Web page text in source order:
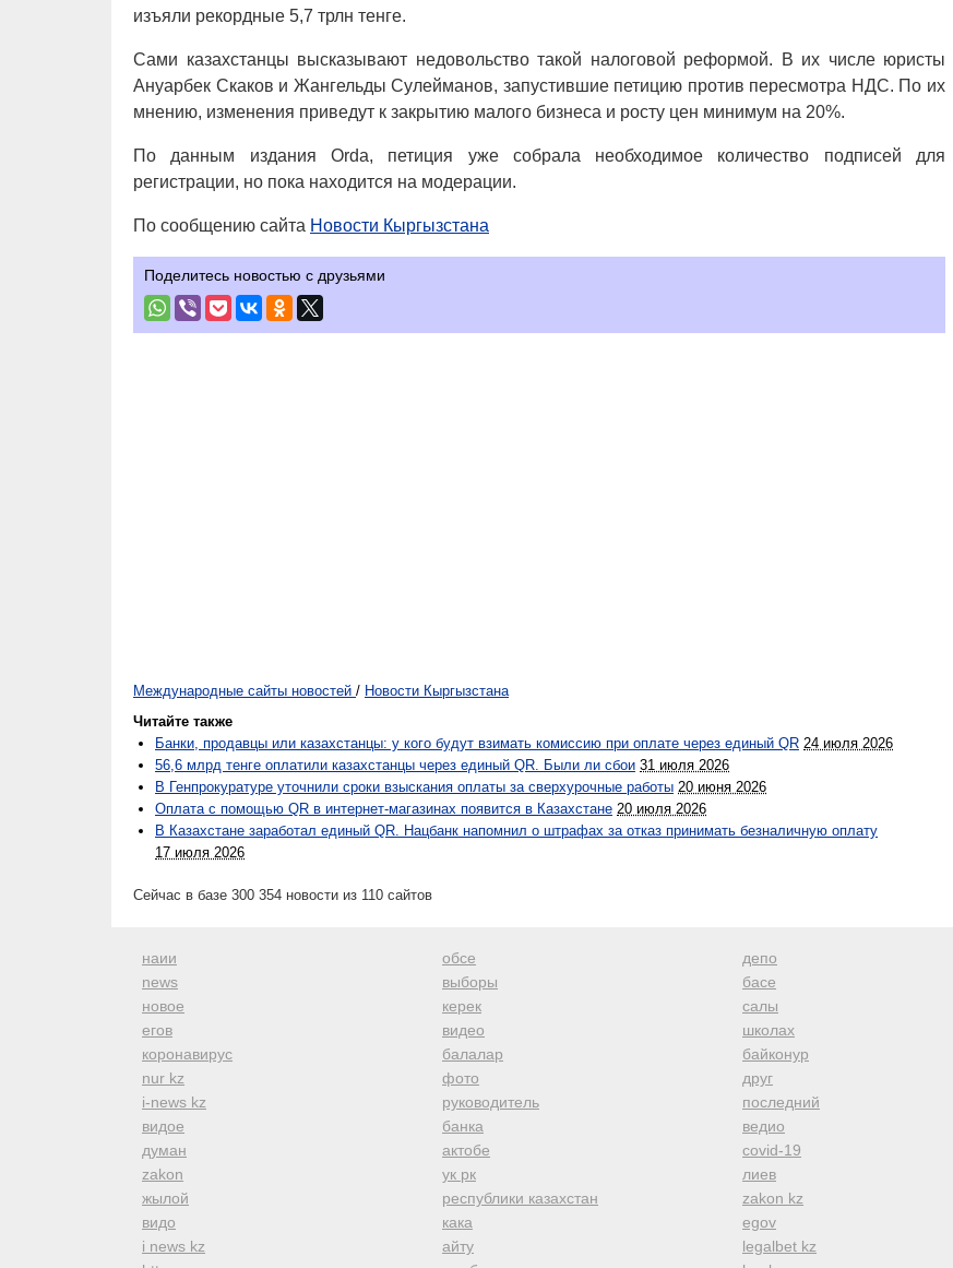
изъяли рекордные 5,7 трлн тенге.
Сами казахстанцы высказывают недовольство такой налоговой реформой. В их числе юристы
Ануарбек Скаков и Жангельды Сулейманов, запустившие петицию против пересмотра НДС. По их
мнению, изменения приведут к закрытию малого бизнеса и росту цен минимум на 20%.
По данным издания Orda, петиция уже собрала необходимое количество подписей для
регистрации, но пока находится на модерации.
По сообщению сайта Новости Кыргызстана
Поделитесь новостью с друзьями
Международные сайты новостей / Новости Кыргызстана
Читайте также
Банки, продавцы или казахстанцы: у кого будут взимать комиссию при оплате через единый QR 24 июля 2026
56,6 млрд тенге оплатили казахстанцы через единый QR. Были ли сбои 31 июля 2026
В Генпрокуратуре уточнили сроки взыскания оплаты за сверхурочные работы 20 июня 2026
Оплата с помощью QR в интернет-магазинах появится в Казахстане 20 июля 2026
В Казахстане заработал единый QR. Нацбанк напомнил о штрафах за отказ принимать безналичную оплату
17 июля 2026
Сейчас в базе 300 354 новости из 110 сайтов
наии
news
новое
егов
коронавирус
nur kz
i-news kz
видое
думан
zakon
жылой
видо
i news kz
обсе
выборы
керек
видео
балалар
фото
руководитель
банка
актобе
ук рк
республики казахстан
кака
айту
депо
басе
салы
школах
байконур
друг
последний
ведио
covid-19
лиев
zakon kz
egov
legalbet kz